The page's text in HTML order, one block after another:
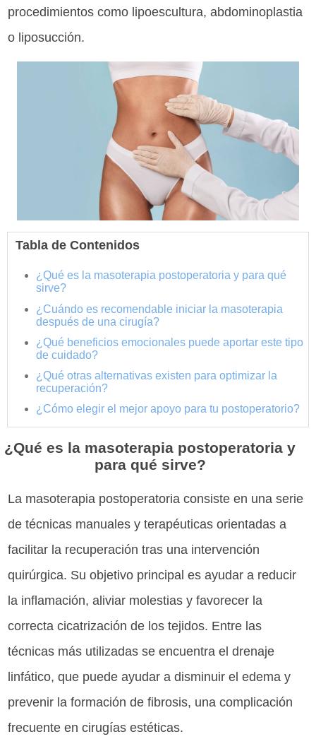
procedimientos como lipoescultura, abdominoplastia
o liposucción.
Tabla de Contenidos
¿Qué es la masoterapia postoperatoria y para qué
sirve?
¿Cuándo es recomendable iniciar la masoterapia
después de una cirugía?
¿Qué beneficios emocionales puede aportar este tipo
de cuidado?
¿Qué otras alternativas existen para optimizar la
recuperación?
¿Cómo elegir el mejor apoyo para tu postoperatorio?
¿Qué es la masoterapia postoperatoria y
para qué sirve?
La masoterapia postoperatoria consiste en una serie
de técnicas manuales y terapéuticas orientadas a
facilitar la recuperación tras una intervención
quirúrgica. Su objetivo principal es ayudar a reducir
la inflamación, aliviar molestias y favorecer la
correcta cicatrización de los tejidos. Entre las
técnicas más utilizadas se encuentra el drenaje
linfático, que puede ayudar a disminuir el edema y
prevenir la formación de fibrosis, una complicación
frecuente en cirugías estéticas.